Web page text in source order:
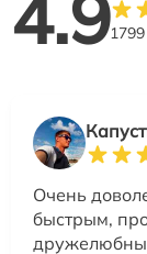
4.9
Очень
быстрым,